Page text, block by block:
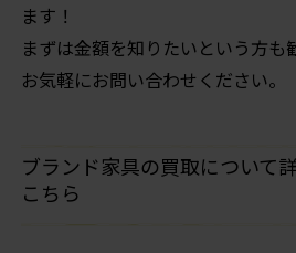
ます！
まずは金額を知りたいという方も
お気軽にお問い合わせください。
ブランド家具の買取について
こちら